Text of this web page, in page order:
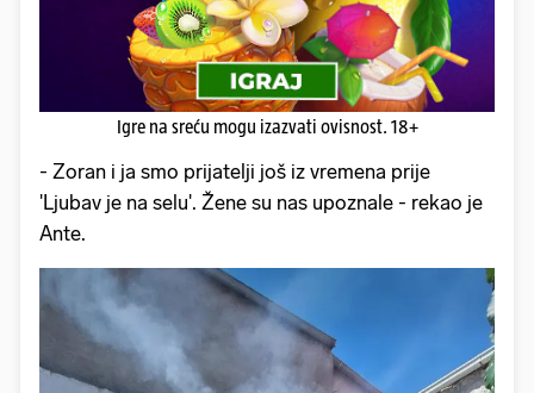
Igre na sreću mogu izazvati ovisnost. 18+
- Zoran i ja smo prijatelji još iz vremena prije
'Ljubav je na selu'. Žene su nas upoznale - rekao je
Ante.